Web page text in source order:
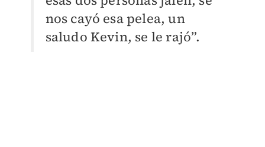
nos cayó esa pelea, un
saludo Kevin, se le rajó”.